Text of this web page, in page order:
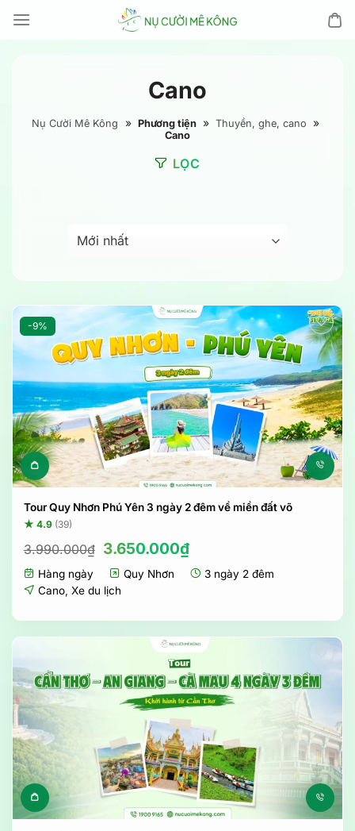
đến
Cano
Nụ Cười Mê Kông » Phương tiện » Thuyền, ghe, cano »
Cano
LỌC
-9%
Tour Quy Nhơn Phú Yên 3 ngày 2 đêm về miền đất võ
★ 4.9 (39)
3.990.000₫ Giá
là:
3.990.000₫.
3.650.000₫Giá
hiện
tại
Hàng ngày Quy Nhơn
3 ngày 2 đêm
Cano, Xe du lịch